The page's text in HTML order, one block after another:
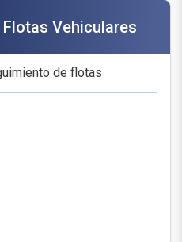
Vehiculares
de flotas